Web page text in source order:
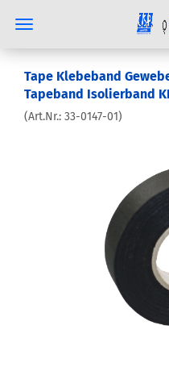
Tape Klebeband
Tapeband Isolierband
(Art.Nr.: 33-0147-01)